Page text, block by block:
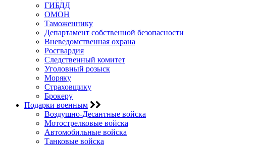
ГИБДД
ОМОН
Таможеннику
Департамент собственной безопасности
Вневедомственная охрана
Росгвардия
Следственный комитет
Уголовный розыск
Моряку
Страховщику
Брокеру
Подарки военным
Воздушно-Десантные войска
Мотострелковые войска
Автомобильные войска
Танковые войска